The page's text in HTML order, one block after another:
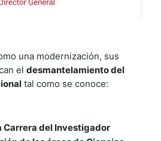
una modernización, sus
el desmantelamiento del
tal como se conoce:
Carrera del Investigador